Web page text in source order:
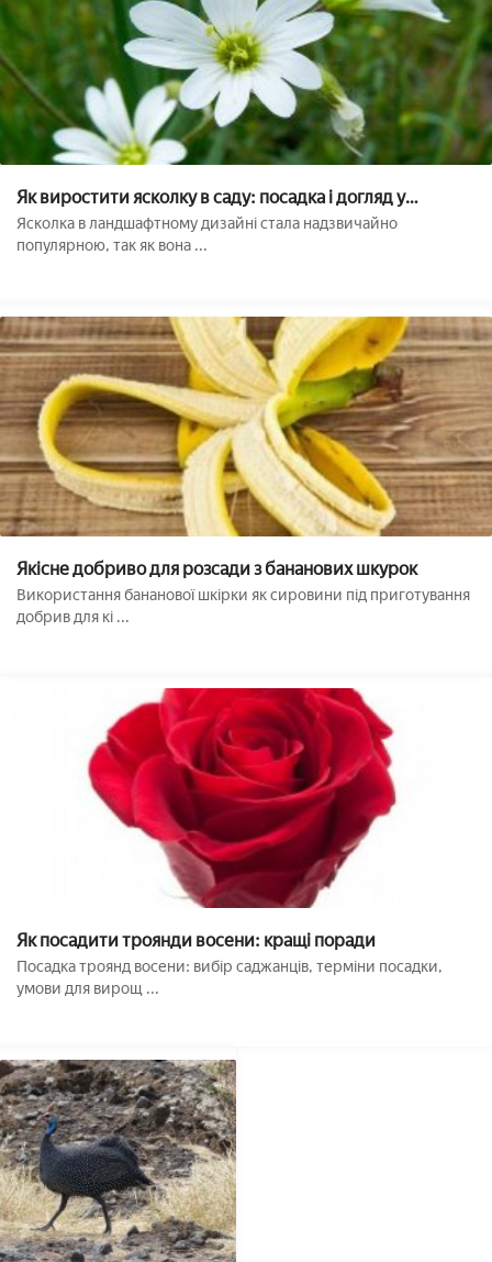
Як виростити ясколку в саду: посадка і догляд у
відкритому грунті
Ясколка в ландшафтному дизайні стала надзвичайно
популярною, так як вона ...
Якісне добриво для розсади з бананових шкурок
Використання бананової шкірки як сировини під приготування
добрив для кі ...
Як посадити троянди восени: кращі поради
Посадка троянд восени: вибір саджанців, терміни посадки,
умови для вирощ ...